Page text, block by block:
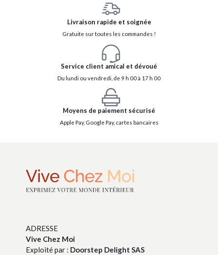
Livraison rapide et soignée
Gratuite sur toutes les commandes !
Service client amical et dévoué
Du lundi ou vendredi, de 9 h 00 à 17 h 00
Moyens de paiement sécurisé
Apple Pay, Google Pay, cartes bancaires
ADRESSE
Vive Chez Moi
Exploité par : Doorstep Delight SAS